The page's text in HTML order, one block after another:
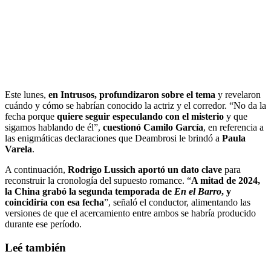
Este lunes, en Intrusos, profundizaron sobre el tema y revelaron
cuándo y cómo se habrían conocido la actriz y el corredor. “No da la
fecha porque quiere seguir especulando con el misterio y que
sigamos hablando de él”, cuestionó Camilo García, en referencia a
las enigmáticas declaraciones que Deambrosi le brindó a Paula
Varela.
A continuación, Rodrigo Lussich aportó un dato clave para
reconstruir la cronología del supuesto romance. “A mitad de 2024,
la China grabó la segunda temporada de En el Barro, y
coincidiría con esa fecha”, señaló el conductor, alimentando las
versiones de que el acercamiento entre ambos se habría producido
durante ese período.
Leé también